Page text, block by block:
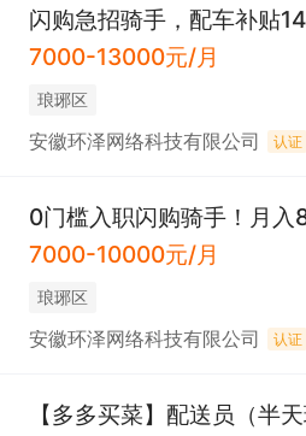
闪购急招骑手，配车补贴
7000-13000元/月
琅琊区
安徽环泽网络科技有限公司 认证
0门槛入职闪购骑手！月
7000-10000元/月
琅琊区
安徽环泽网络科技有限公司 认证
【多多买菜】配送员（半天